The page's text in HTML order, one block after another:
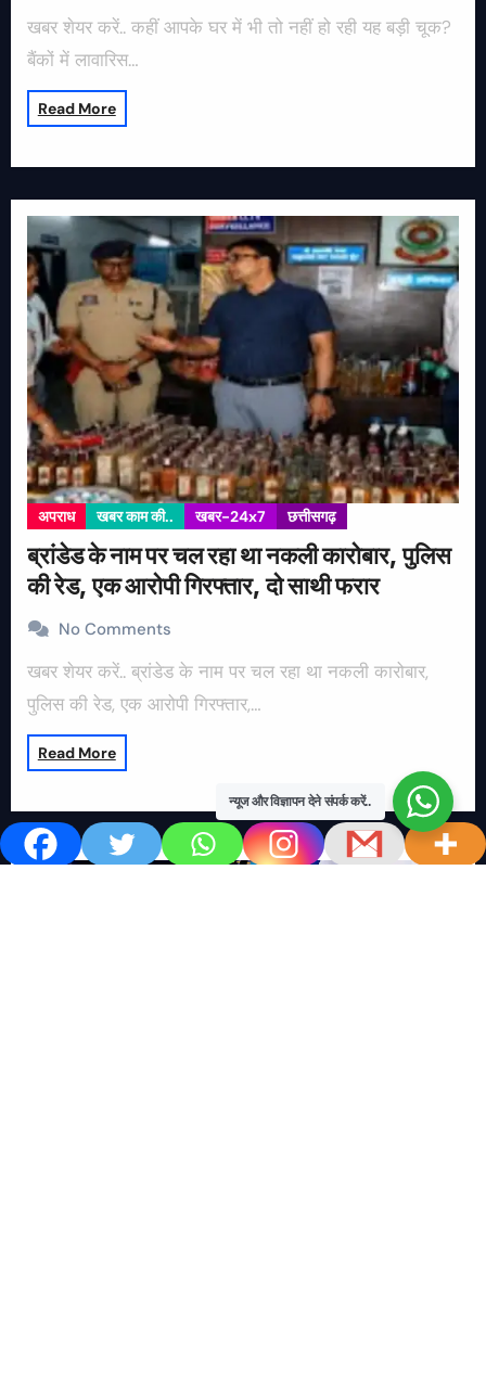
खबर शेयर करें.. कहीं आपके घर में भी तो नहीं हो रही यह बड़ी चूक?
बैंकों में लावारिस…
Read More
अपराध खबर काम की.. खबर-24x7 छत्तीसगढ़
ब्रांडेड के नाम पर चल रहा था नकली कारोबार, पुलिस
की रेड, एक आरोपी गिरफ्तार, दो साथी फरार
No Comments
खबर शेयर करें.. ब्रांडेड के नाम पर चल रहा था नकली कारोबार,
पुलिस की रेड, एक आरोपी गिरफ्तार,…
Read More
न्यूज और विज्ञापन देने संपर्क करें..